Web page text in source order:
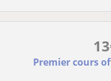
13
Premier cours